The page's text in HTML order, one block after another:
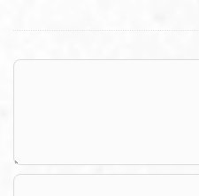
תגובה